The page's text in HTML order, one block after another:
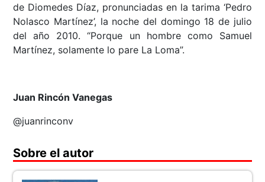
de Diomedes Díaz, pronunciadas en la tarima ‘Pedro
Nolasco Martínez’, la noche del domingo 18 de julio
del año 2010. “Porque un hombre como Samuel
Martínez, solamente lo pare La Loma”.
Juan Rincón Vanegas
@juanrinconv
Sobre el autor